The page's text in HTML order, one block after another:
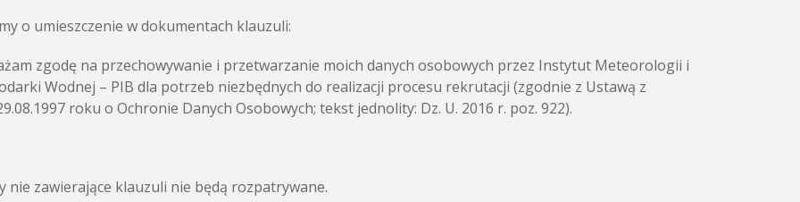
o umieszczenie w dokumentach klauzuli:
zgodę na przechowywanie i przetwarzanie moich danych osobowych przez Instytut Meteorologii i
Wodnej – PIB dla potrzeb niezbędnych do realizacji procesu rekrutacji (zgodnie z Ustawą z
roku o Ochronie Danych Osobowych; tekst jednolity: Dz. U. 2016 r. poz. 922).
nie zawierające klauzuli nie będą rozpatrywane.